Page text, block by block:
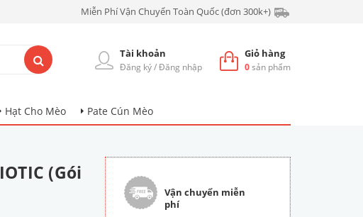
Miễn Phí Vận Chuyển Toàn Quốc (đơn 300k+)
Giỏ hàng
0sản phẩm
Tài khoản
Đăng ký/Đăng nhập
Hạt Cho Mèo Pate Cún Mèo
(Gói
Vận chuyển miễn
phí